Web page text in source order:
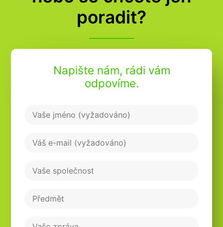
poradit?
Napište nám, rádi vám
odpovíme.